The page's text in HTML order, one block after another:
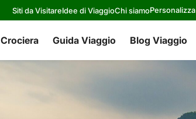
Siti da VisitareIdee di ViaggioChi siamo
Crociera Guida Viaggio Blog Viaggio